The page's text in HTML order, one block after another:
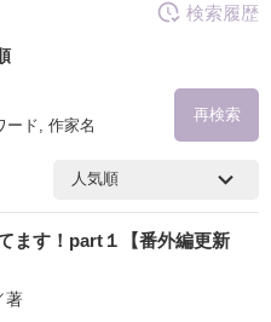
ード, 作家名
再検索
を含む
検索履歴
ます！part１【番外編更新
著